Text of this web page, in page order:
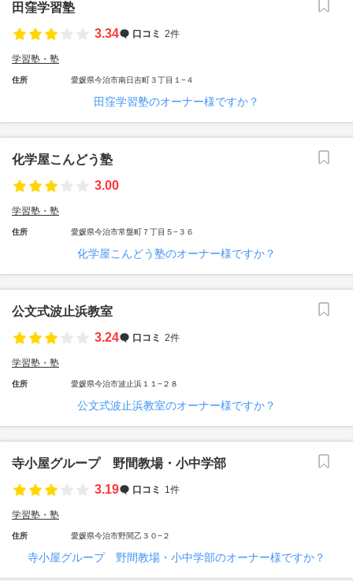
田窪学習塾
3.34
口コミ 2件
学習塾・塾
住所 愛媛県今治市南日吉町３丁目１−４
田窪学習塾のオーナー様ですか？
化学屋こんどう塾
3.00
学習塾・塾
住所 愛媛県今治市常盤町７丁目５−３６
化学屋こんどう塾のオーナー様ですか？
公文式波止浜教室
3.24
口コミ 2件
学習塾・塾
住所 愛媛県今治市波止浜１１−２８
公文式波止浜教室のオーナー様ですか？
寺小屋グループ 野間教場・小中学部
3.19
口コミ 1件
学習塾・塾
住所 愛媛県今治市野間乙３０−２
寺小屋グループ 野間教場・小中学部のオーナー様ですか？